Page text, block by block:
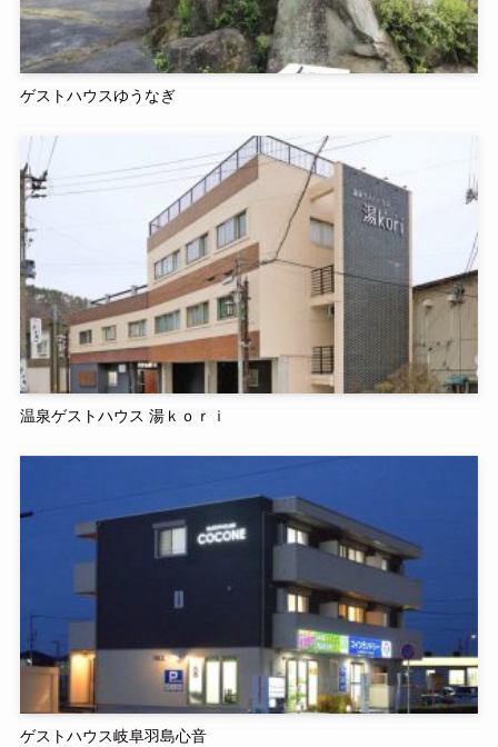
ゲストハウスゆうなぎ
温泉ゲストハウス 湯ｋｏｒｉ
ゲストハウス岐阜羽島心音